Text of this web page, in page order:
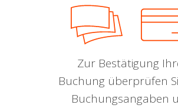
Zur Bestätigung
Buchung überprüfen
Buchungsangaben